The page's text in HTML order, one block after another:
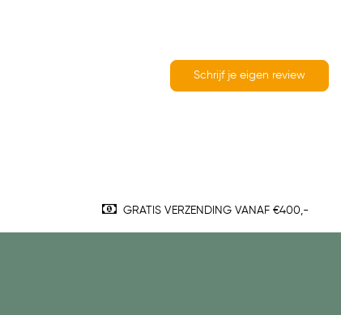
Schrijf je eigen review
GRATIS VERZENDING VANAF €400,-